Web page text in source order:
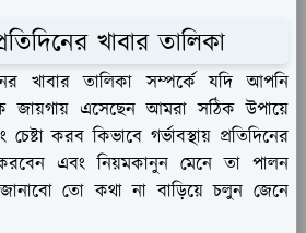
খাবার তালিকা
খাবার তালিকা সম্পর্কে যদি আপনি
জায়গায় এসেছেন আমরা সঠিক উপায়ে
করব কিভাবে গর্ভাবস্থায় প্রতিদিনের
এবং নিয়মকানুন মেনে তা পালন
তো কথা না বাড়িয়ে চলুন জেনে